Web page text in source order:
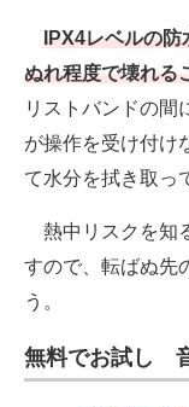
IPX4レベルの防
ぬれ程度で壊れる
リストバンドの間
が操作を受け付け
て水分を拭き取っ
熱中リスクを知
すので、転ばぬ先
う。
無料でお試し